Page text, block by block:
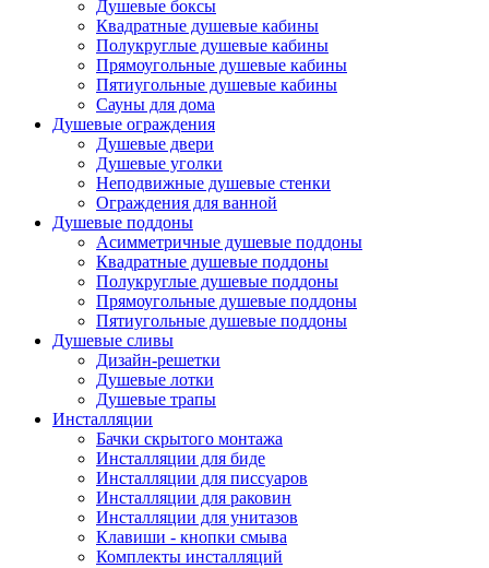
Душевые боксы
Квадратные душевые кабины
Полукруглые душевые кабины
Прямоугольные душевые кабины
Пятиугольные душевые кабины
Сауны для дома
Душевые ограждения
Душевые двери
Душевые уголки
Неподвижные душевые стенки
Ограждения для ванной
Душевые поддоны
Асимметричные душевые поддоны
Квадратные душевые поддоны
Полукруглые душевые поддоны
Прямоугольные душевые поддоны
Пятиугольные душевые поддоны
Душевые сливы
Дизайн-решетки
Душевые лотки
Душевые трапы
Инсталляции
Бачки скрытого монтажа
Инсталляции для биде
Инсталляции для писсуаров
Инсталляции для раковин
Инсталляции для унитазов
Клавиши - кнопки смыва
Комплекты инсталляций